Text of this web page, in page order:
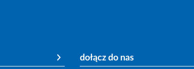
dołącz do nas